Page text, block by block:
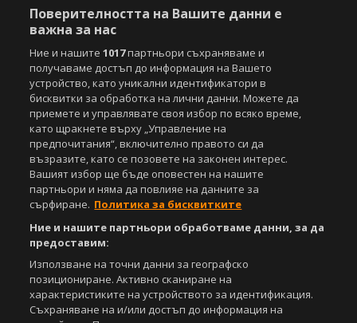
Поверителността на Вашите данни е
важна за нас
Ние и нашите1017партньори съхраняваме и
получаваме достъп до информация на Вашето
устройство, като уникални идентификатори в
бисквитки за обработка на лични данни. Можете да
приемете и управлявате своя избор по всяко време,
като щракнете върху „Управление на
предпочитания“, включително правото си да
възразите, като се позовете на законен интерес.
Вашият избор ще бъде оповестен на нашите
партньори и няма да повлияе на данните за
сърфиране. Политика за бисквитките
Ние и нашите партньори обработваме данни, за да
предоставим:
Използване на точни данни за географско
позициониране. Активно сканиране на
характеристиките на устройството за идентификация.
Съхраняване на и/или достъп до информация на